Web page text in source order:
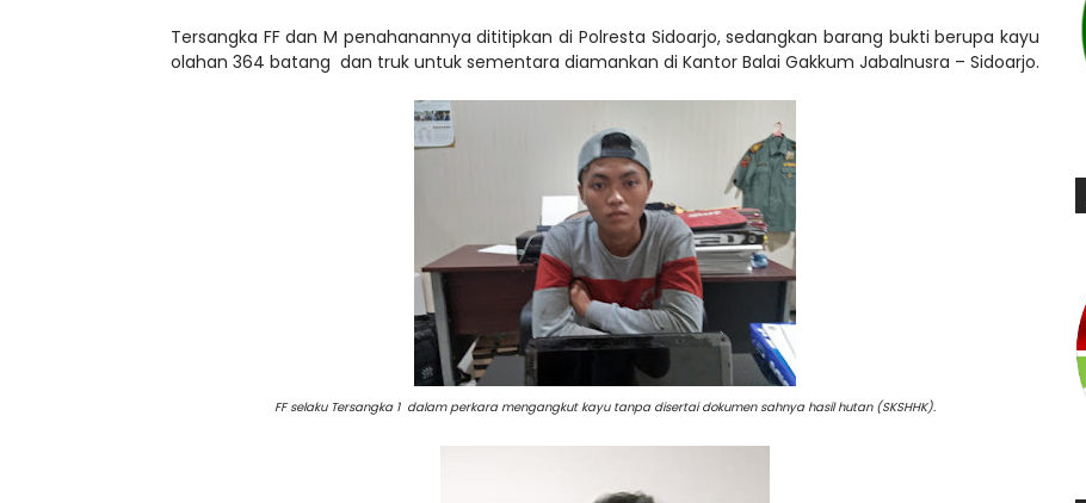
Tersangka FF dan M penahanannya dititipkan di Polresta Sidoarjo, sedangkan barang bukti berupa kayu
olahan 364 batang dan truk untuk sementara diamankan di Kantor Balai Gakkum Jabalnusra – Sidoarjo.
FF selaku Tersangka 1 dalam perkara mengangkut kayu tanpa disertai dokumen sahnya hasil hutan (SKSHHK).